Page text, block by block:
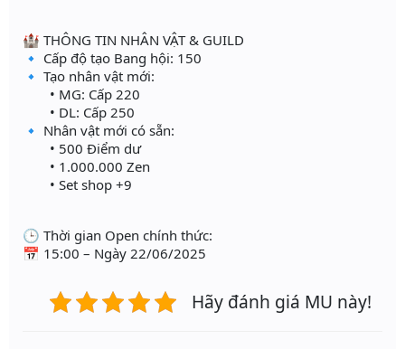
🏰 THÔNG TIN NHÂN VẬT & GUILD
🔹 Cấp độ tạo Bang hội: 150
🔹 Tạo nhân vật mới:
• MG: Cấp 220
• DL: Cấp 250
🔹 Nhân vật mới có sẵn:
• 500 Điểm dư
• 1.000.000 Zen
• Set shop +9
🕒 Thời gian Open chính thức:
📅 15:00 – Ngày 22/06/2025
Hãy đánh giá MU này!